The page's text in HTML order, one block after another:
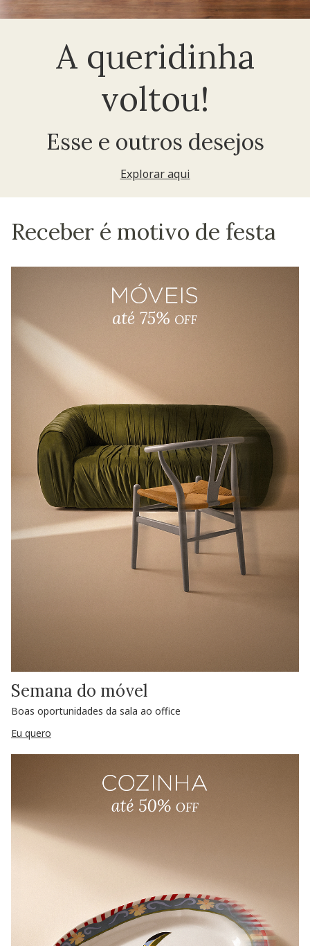
A queridinha
voltou!
Esse e outros desejos
Explorar aqui
Receber é motivo de festa
Semana do móvel
Boas oportunidades da sala ao office
Eu quero